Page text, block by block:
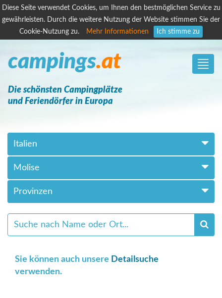
Diese Seite verwendet Cookies, um Ihnen den bestmöglichen Service zu
gewährleisten. Durch die weitere Nutzung der Website stimmen Sie der
Cookie-Nutzung zu.
Mehr Informationen Ich stimme zu
Toggle
campings.at
Die schönsten Campingplätze
und Feriendörfer in Europa
Italien
Molise
Provinzen
Sie können auch unsere Detailsuche
verwenden.